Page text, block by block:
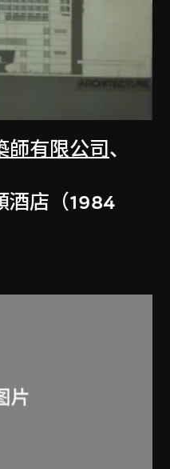
師有限公司 、
酒店（1984